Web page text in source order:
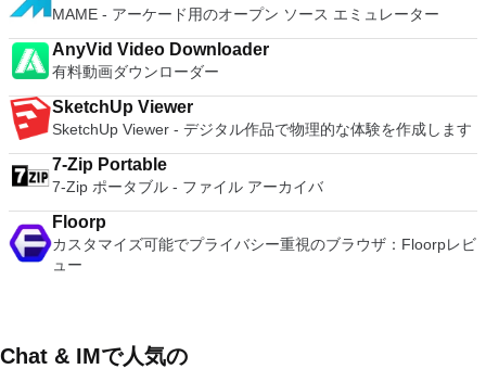
MAME - アーケード用のオープン ソース エミュレーター
AnyVid Video Downloader
有料動画ダウンローダー
SketchUp Viewer
SketchUp Viewer - デジタル作品で物理的な体験を作成します
7-Zip Portable
7-Zip ポータブル - ファイル アーカイバ
Floorp
カスタマイズ可能でプライバシー重視のブラウザ：Floorpレビ
ュー
Chat & IMで人気の